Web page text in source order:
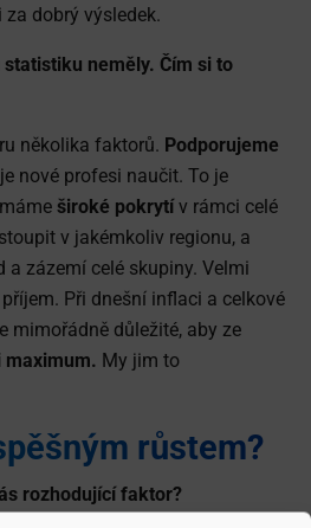
dobrý výsledek.
neměly. Čím si to
několika faktorů. Podporujeme
nové profesi naučit. To je
široké pokrytí v rámci celé
v jakémkoliv regionu, a
a zázemí celé skupiny. Velmi
Při dnešní inflaci a celkové
mimořádně důležité, aby ze
maximum. My jim to
růstem?
rozhodující faktor?